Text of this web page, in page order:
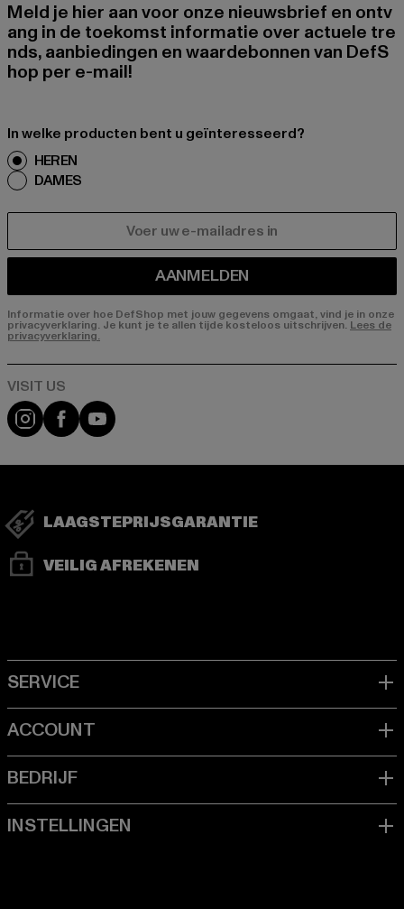
Meld je hier aan voor onze nieuwsbrief en ontv
ang in de toekomst informatie over actuele tre
nds, aanbiedingen en waardebonnen van DefS
hop per e-mail!
In welke producten bent u geïnteresseerd?
HEREN
DAMES
AANMELDEN
Informatie over hoe DefShop met jouw gegevens omgaat, vind je in onze
privacyverklaring. Je kunt je te allen tijde kosteloos uitschrijven. Lees de
privacyverklaring.
Visit our Instagram page:
Visit our Facebook page:
Visit our YouTube channel:
LAAGSTEPRIJSGARANTIE
VEILIG AFREKENEN